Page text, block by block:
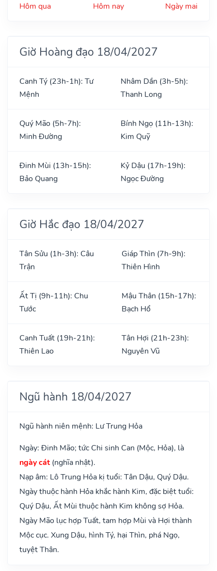
Hôm qua Hôm nay Ngày mai
Giờ Hoàng đạo 18/04/2027
Canh Tý (23h-1h): Tư
Mệnh
Nhâm Dần (3h-5h):
Thanh Long
Quý Mão (5h-7h):
Minh Đường
Bính Ngọ (11h-13h):
Kim Quỹ
Đinh Mùi (13h-15h):
Bảo Quang
Kỷ Dậu (17h-19h):
Ngọc Đường
Giờ Hắc đạo 18/04/2027
Tân Sửu (1h-3h): Câu
Trận
Giáp Thìn (7h-9h):
Thiên Hình
Ất Tị (9h-11h): Chu
Tước
Mậu Thân (15h-17h):
Bạch Hổ
Canh Tuất (19h-21h):
Thiên Lao
Tân Hợi (21h-23h):
Nguyên Vũ
Ngũ hành 18/04/2027
Ngũ hành niên mệnh: Lư Trung Hỏa
Ngày: Đinh Mão; tức Chi sinh Can (Mộc, Hỏa), là
ngày cát(nghĩa nhật).
Nạp âm: Lô Trung Hỏa kị tuổi: Tân Dậu, Quý Dậu.
Ngày thuộc hành Hỏa khắc hành Kim, đặc biệt tuổi:
Quý Dậu, Ất Mùi thuộc hành Kim không sợ Hỏa.
Ngày Mão lục hợp Tuất, tam hợp Mùi và Hợi thành
Mộc cục. Xung Dậu, hình Tý, hại Thìn, phá Ngọ,
tuyệt Thân.